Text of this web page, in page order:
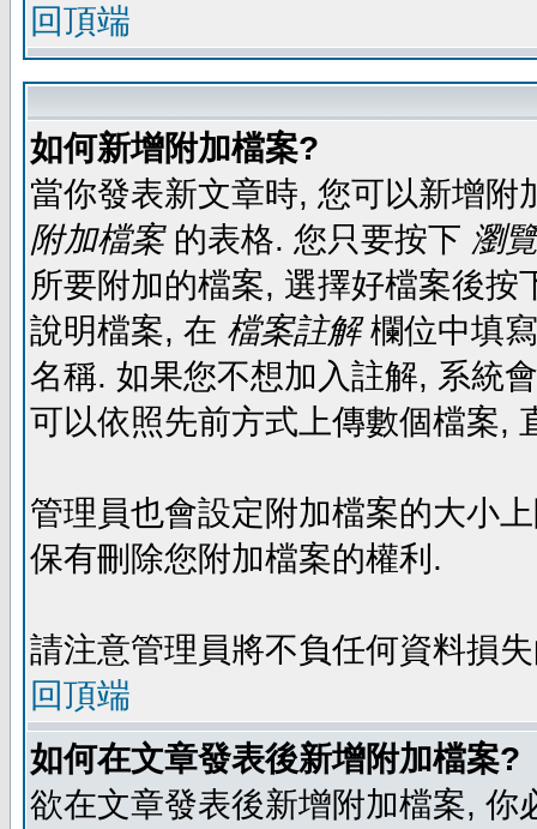
回頂端
如何新增附加檔案?
當你發表新文章時, 您可以新增
附加檔案的表格. 您只要按下 瀏
所要附加的檔案, 選擇好檔案後
說明檔案, 在 檔案註解欄位中填
名稱. 如果您不想加入註解, 系統
可以依照先前方式上傳數個檔案,
管理員也會設定附加檔案的大小
保有刪除您附加檔案的權利.
請注意管理員將不負任何資料損
回頂端
如何在文章發表後新增附加檔案?
欲在文章發表後新增附加檔案,